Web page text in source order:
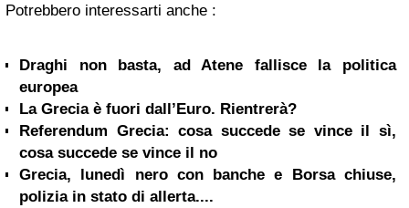
Potrebbero interessarti anche :
Draghi non basta, ad Atene fallisce la politica
europea
La Grecia è fuori dall’Euro. Rientrerà?
Referendum Grecia: cosa succede se vince il sì,
cosa succede se vince il no
Grecia, lunedì nero con banche e Borsa chiuse,
polizia in stato di allerta....